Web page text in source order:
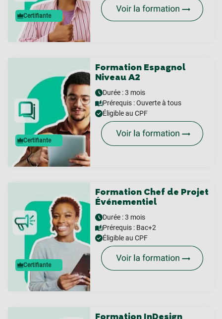
Certifiante
Certifiante
Formation Espagnol
Niveau A2
Durée : 3 mois
Prérequis :Ouverte à tous
Éligible au CPF
Certifiante
Formation Chef de Projet
Événementiel
Durée : 3 mois
Prérequis : Bac+2
Éligible au CPF
Formation InDesign